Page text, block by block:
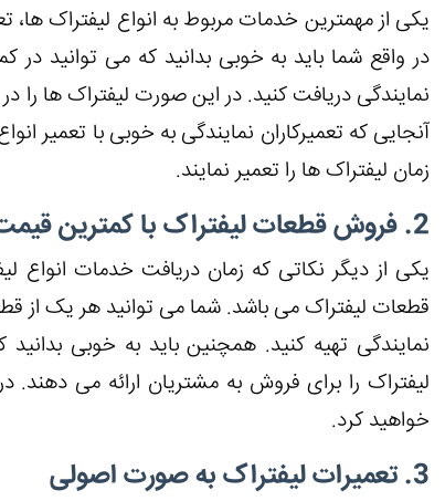
یکی از مهمترین خدمات مربوط به انواع لیفتراک ها،
در واقع شما باید به خوبی بدانید که می توانید در
نمایندگی دریافت کنید. در این صورت لیفتراک ها را
آنجایی که تعمیرکاران نمایندگی به خوبی با تعمیر
زمان لیفتراک ها را تعمیر نمایند.
2. فروش قطعات لیفتراک با کمترین قیمت
یکی از دیگر نکاتی که زمان دریافت خدمات انواع
قطعات لیفتراک می باشد. شما می توانید هر یک از
نمایندگی تهیه کنید. همچنین باید به خوبی
لیفتراک را برای فروش به مشتریان ارائه می
خواهید کرد.
3. تعمیرات لیفتراک به صورت اصولی